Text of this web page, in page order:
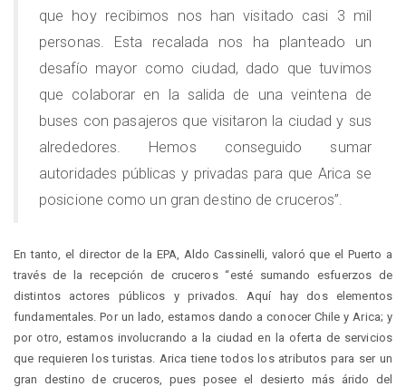
que hoy recibimos nos han visitado casi 3 mil
personas. Esta recalada nos ha planteado un
desafío mayor como ciudad, dado que tuvimos
que colaborar en la salida de una veintena de
buses con pasajeros que visitaron la ciudad y sus
alrededores. Hemos conseguido sumar
autoridades públicas y privadas para que Arica se
posicione como un gran destino de cruceros”.
En tanto, el director de la EPA, Aldo Cassinelli, valoró que el Puerto a
través de la recepción de cruceros “esté sumando esfuerzos de
distintos actores públicos y privados. Aquí hay dos elementos
fundamentales. Por un lado, estamos dando a conocer Chile y Arica; y
por otro, estamos involucrando a la ciudad en la oferta de servicios
que requieren los turistas. Arica tiene todos los atributos para ser un
gran destino de cruceros, pues posee el desierto más árido del